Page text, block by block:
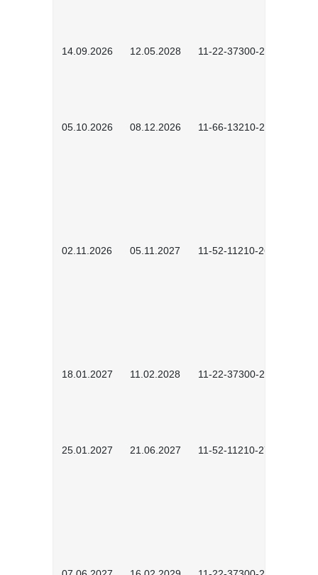
14.09.2026 12.05.2028 11-22-37300-2604
05.10.2026 08.12.2026 11-66-13210-2602
02.11.2026 05.11.2027 11-52-11210-2604
18.01.2027 11.02.2028 11-22-37300-2701
25.01.2027 21.06.2027 11-52-11210-2701